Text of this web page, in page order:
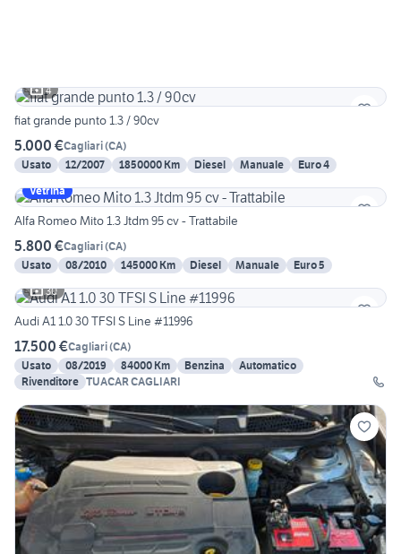
4
fiat grande punto 1.3 / 90cv
5.000 €Cagliari(CA)
Usato
12/2007 1850000 Km Diesel Manuale
Euro 4
Vetrina
Alfa Romeo Mito 1.3 Jtdm 95 cv - Trattabile
5.800 €Cagliari(CA)
Usato
08/2010 145000 Km Diesel Manuale
Euro 5
30
Audi A1 1.0 30 TFSI S Line #11996
17.500 €Cagliari(CA)
Usato
08/2019 84000 Km Benzina
Automatico
Rivenditore TUACAR CAGLIARI